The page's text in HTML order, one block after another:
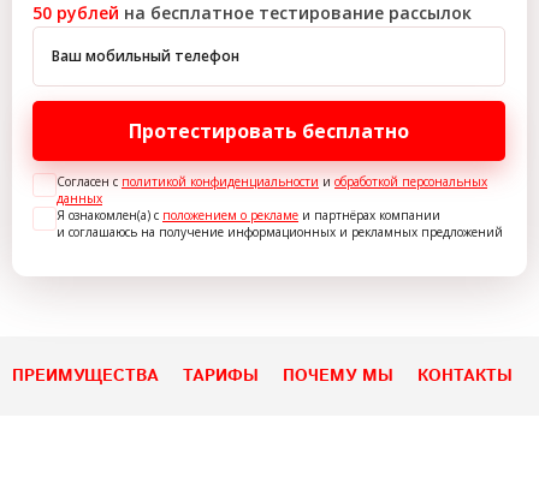
50 рублей на бесплатное тестирование рассылок
Ваш мобильный телефон
Протестировать бесплатно
Согласен с политикой конфиденциальности и обработкой персональных
данных
Я ознакомлен(а) с положением о рекламе и партнёрах компании
и соглашаюсь на получение информационных и рекламных предложений
ПРЕИМУЩЕСТВА ТАРИФЫ ПОЧЕМУ МЫ КОНТАКТЫ